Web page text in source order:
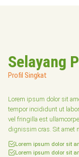
Selayang
Profil Singkat
Lorem ipsum dolor sit
tempor incididunt ut
vel fringilla est
dignissim cras. Sit amet
Lorem ipsum dolor sit
Lorem ipsum dolor sit